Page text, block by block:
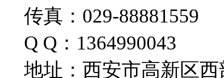
传真：029-88881559
Q Q：1364990043
地址：西安市高新区西